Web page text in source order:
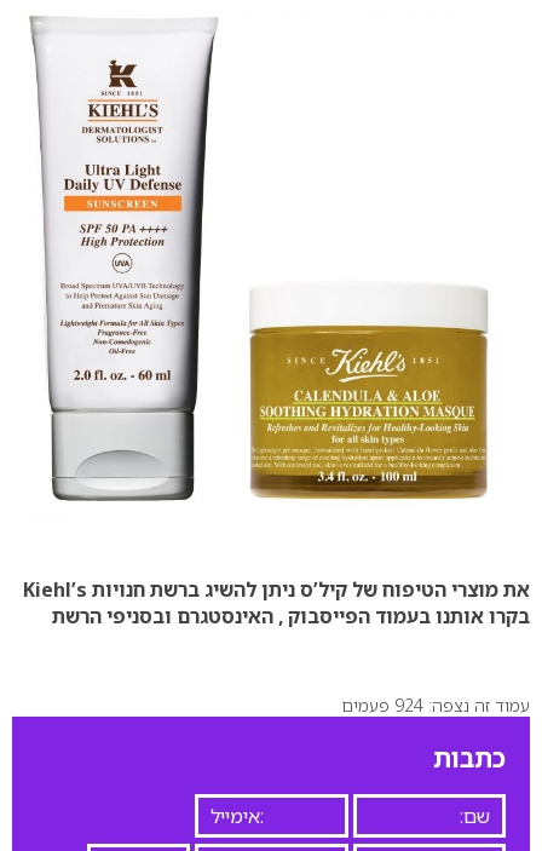
את מוצרי הטיפוח של קיל’ס ניתן להשיג ברשת חנויות Kiehl’s
בקרו אותנו בעמוד הפייסבוק , האינסטגרם ובסניפי הרשת
עמוד זה נצפה: 924 פעמים
כתבות